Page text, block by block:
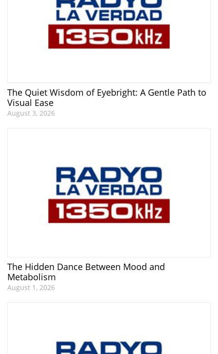
The Quiet Wisdom of Eyebright: A Gentle Path to
Visual Ease
August 3, 2026
The Hidden Dance Between Mood and
Metabolism
August 1, 2026